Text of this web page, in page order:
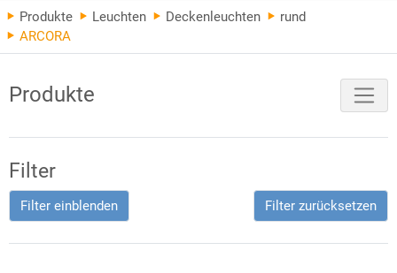
Produkte Leuchten Deckenleuchten
rund
ARCORA
Produkte
Filter
Filter zurücksetzen
Filter einblenden